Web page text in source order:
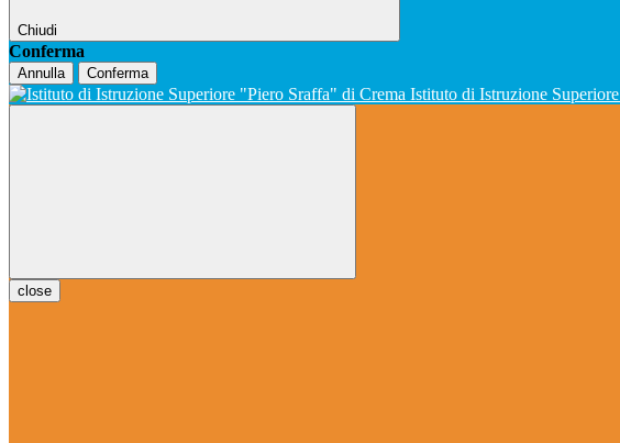
Chiudi
Conferma
Annulla Conferma
Istituto di Istruzione Superiore
close